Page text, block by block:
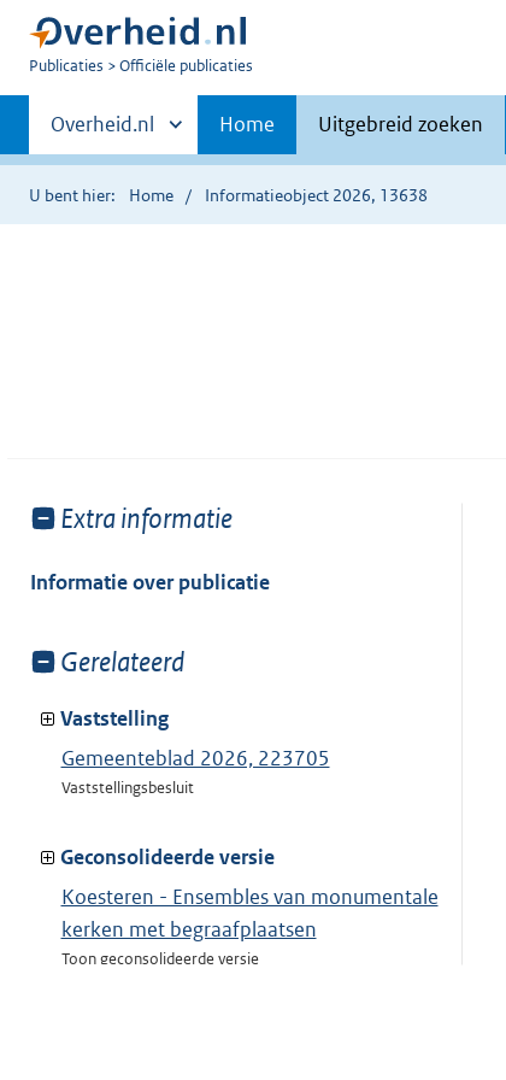
U
Publicaties Officiële publicaties
Primaire
navigatie
Andere
sites
binnen
Overheid.nl Home Uitgebreid zoeken
U bent hier: Home Informatieobject 2026, 13638
Toon
van:
Extra informatie
Informatie over publicatie
Toon
van:
Gerelateerd
Vaststelling
Gemeenteblad 2026, 223705
Vaststellingsbesluit
Geconsolideerde versie
Koesteren - Ensembles van monumentale
kerken met begraafplaatsen
Toon geconsolideerde versie